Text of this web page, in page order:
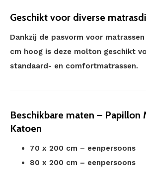
Geschikt voor diverse
Dankzij de pasvorm voor
cm hoog is deze molton geschikt
standaard- en comfortmatrassen.
Beschikbare maten – Papillon
Katoen
70 x 200 cm – eenpersoons
80 x 200 cm – eenpersoons